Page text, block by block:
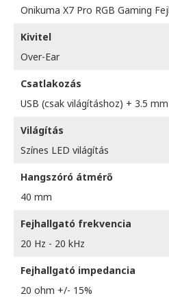
Onikuma X7 Pro RGB Gaming
Kivitel
Over-Ear
Csatlakozás
USB (csak világításhoz) + 3.5
Világítás
Színes LED világítás
Hangszóró átmérő
40 mm
Fejhallgató frekvencia
20 Hz - 20 kHz
Fejhallgató impedancia
20 ohm +/- 15%